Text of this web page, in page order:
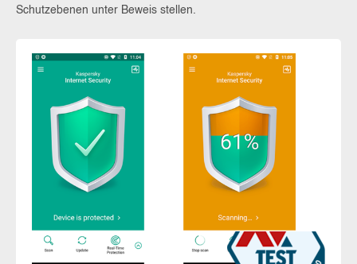
Schutzebenen unter Beweis stellen.